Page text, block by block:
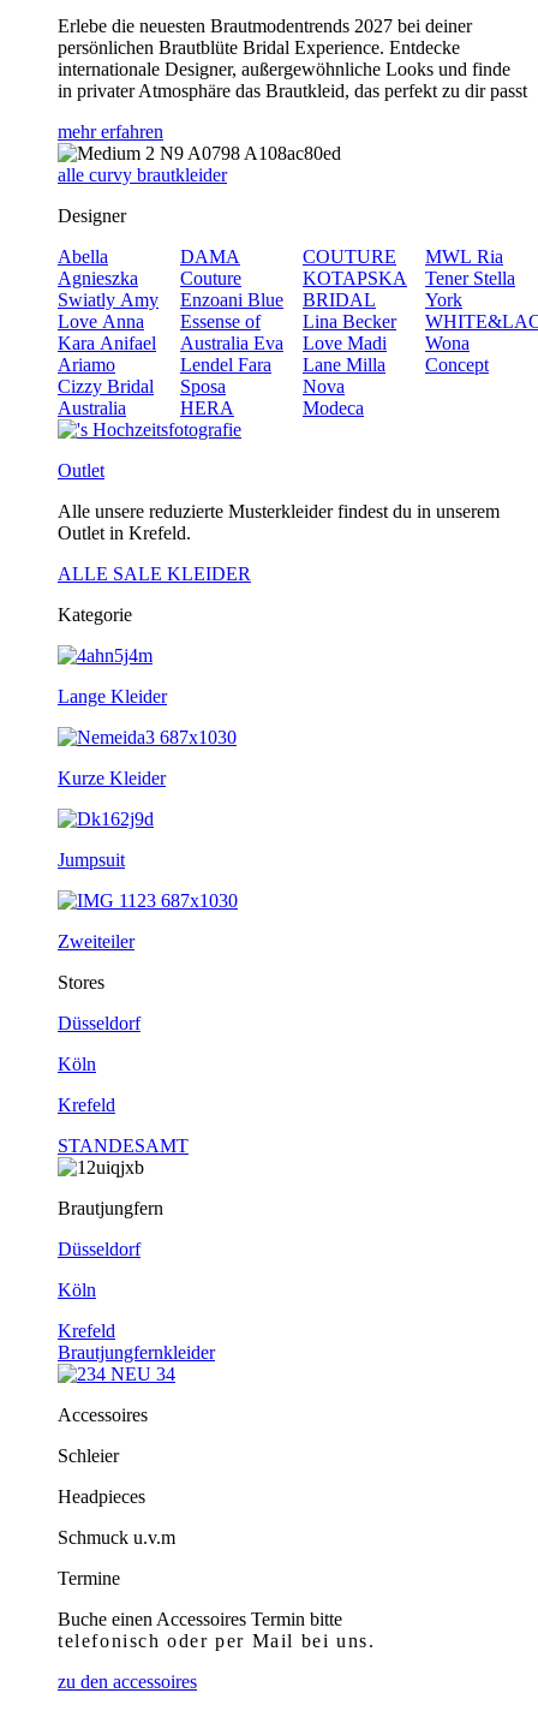
Erlebe die neuesten Brautmodentrends 2027 bei deiner
persönlichen Brautblüte Bridal Experience. Entdecke
internationale Designer, außergewöhnliche Looks und finde
in privater Atmosphäre das Brautkleid, das perfekt zu dir passt
mehr erfahren
alle curvy brautkleider
Designer
Abella
Agnieszka
Swiatly Amy
Love Anna
Kara Anifael
Ariamo
Cizzy Bridal
Australia
DAMA
Couture
Enzoani Blue
Essense of
Australia Eva
Lendel Fara
Sposa
HERA
COUTURE
KOTAPSKA
BRIDAL
Lina Becker
Love Madi
Lane Milla
Nova
Modeca
MWL Ria
Tener Stella
York
Wona
Concept
Outlet
Alle unsere reduzierte Musterkleider findest du in unserem
Outlet in Krefeld.
ALLE SALE KLEIDER
Kategorie
Lange Kleider
Kurze Kleider
Jumpsuit
Zweiteiler
Stores
Düsseldorf
Köln
Krefeld
STANDESAMT
Brautjungfern
Düsseldorf
Köln
Krefeld
Brautjungfernkleider
Accessoires
Schleier
Headpieces
Schmuck u.v.m
Termine
Buche einen Accessoires Termin bitte
telefonischoder per Mail bei uns.
zu den accessoires